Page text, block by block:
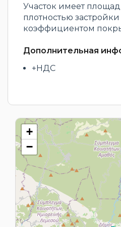
Участок имеет
плотностью застройки
коэффициентом
Дополнительная
+НДС
+
−